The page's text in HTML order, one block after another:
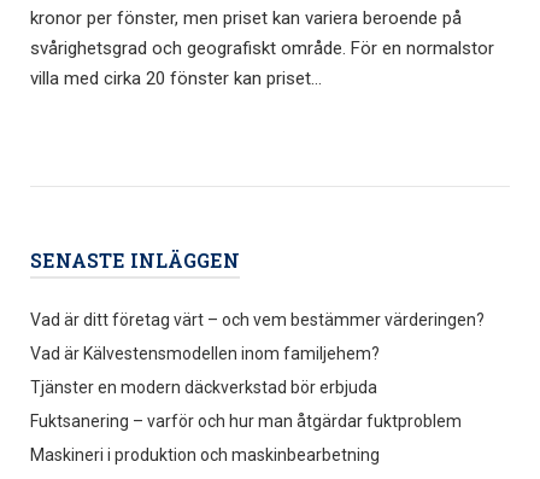
kronor per fönster, men priset kan variera beroende på
svårighetsgrad och geografiskt område. För en normalstor
villa med cirka 20 fönster kan priset...
SENASTE INLÄGGEN
Vad är ditt företag värt – och vem bestämmer värderingen?
Vad är Kälvestensmodellen inom familjehem?
Tjänster en modern däckverkstad bör erbjuda
Fuktsanering – varför och hur man åtgärdar fuktproblem
Maskineri i produktion och maskinbearbetning